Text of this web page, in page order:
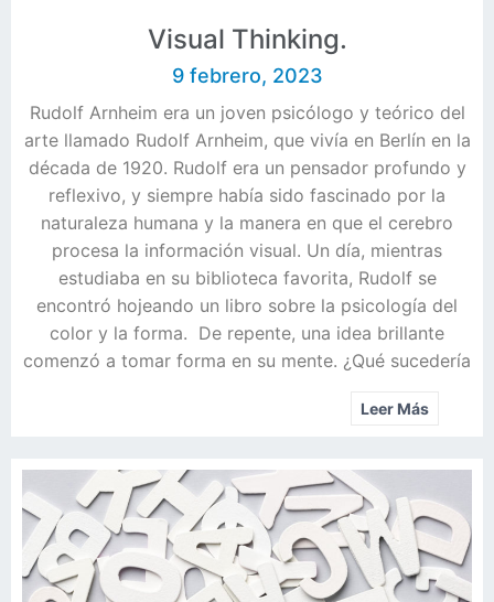
Visual Thinking.
9 febrero, 2023
Rudolf Arnheim era un joven psicólogo y teórico del
arte llamado Rudolf Arnheim, que vivía en Berlín en la
década de 1920. Rudolf era un pensador profundo y
reflexivo, y siempre había sido fascinado por la
naturaleza humana y la manera en que el cerebro
procesa la información visual. Un día, mientras
estudiaba en su biblioteca favorita, Rudolf se
encontró hojeando un libro sobre la psicología del
color y la forma. De repente, una idea brillante
comenzó a tomar forma en su mente. ¿Qué sucedería
Leer Más